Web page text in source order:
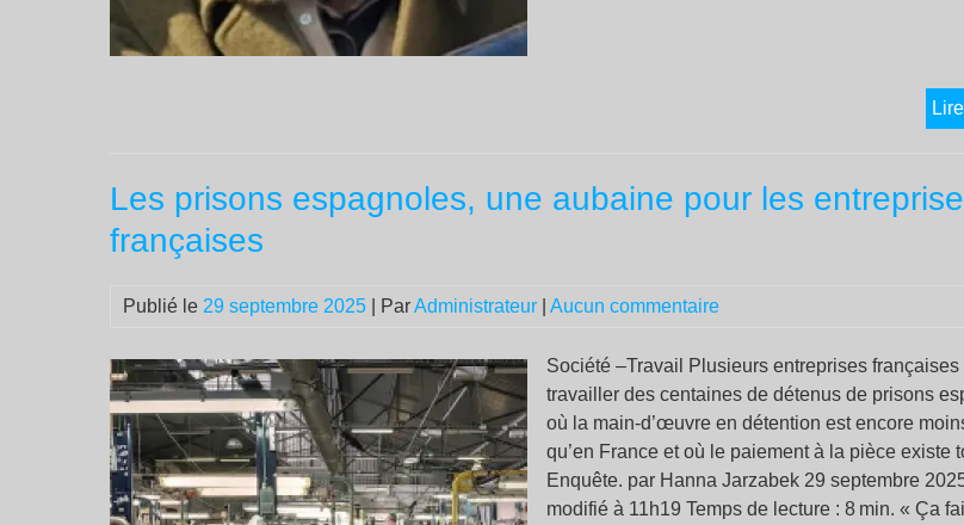
Les prisons espagnoles, une aubaine pour les
françaises
Publié le 29 septembre 2025 | ParAdministrateur Aucun commentaire
Société –Travail Plusieurs entreprises françaises
travailler des centaines de détenus de prisons
où la main-d’œuvre en détention est encore
qu’en France et où le paiement à la pièce existe
Enquête. par Hanna Jarzabek 29 septembre
modifié à 11h19 Temps de lecture : 8 min. « Ça